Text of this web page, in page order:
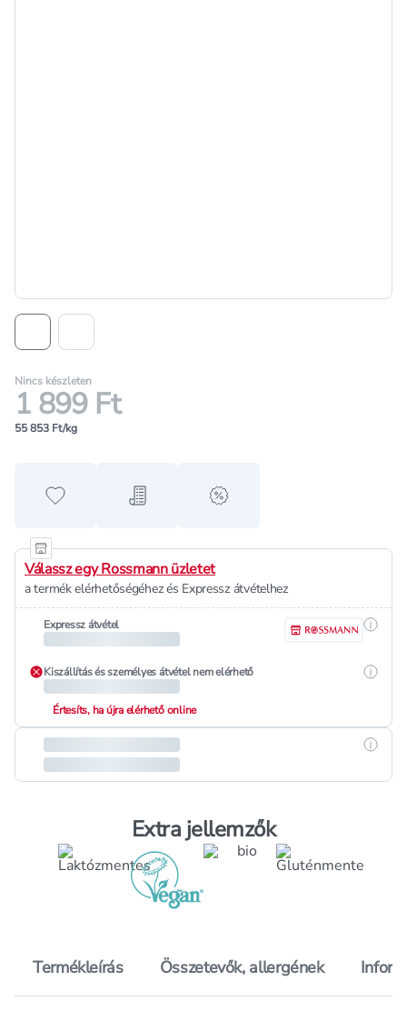
Nincs készleten
1 899 Ft
55 853 Ft/kg
Hozzáadás a kedvencekhez
Hozzáadás a bevásárló listához
alert when on sale
Válassz egy Rossmann üzletet
a termék elérhetőségéhez és Expressz átvételhez
Expressz átvétel
Kiszállítás és személyes átvétel nem elérhető
Értesíts, ha újra elérhető online
Extra jellemzők
Termékleírás Összetevők, allergének